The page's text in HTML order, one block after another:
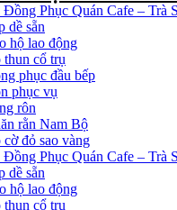
Phục Quán Cafe – Trà
dề sẵn
hộ lao động
thun cổ trụ
phục đầu bếp
phục vụ
rôn
rằn Nam Bộ
cờ đỏ sao vàng
Phục Quán Cafe – Trà
dề sẵn
hộ lao động
thun cổ trụ